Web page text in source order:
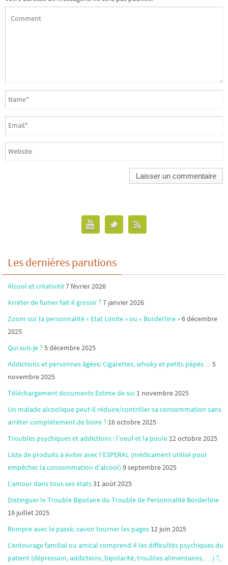
Les dernières parutions
Alcool et créativité7 février 2026
Arrêter de fumer fait-il grossir ?7 janvier 2026
Zoom sur la personnalité « Etat Limite » ou « Borderline »6 décembre
2025
Qui suis-je ?5 décembre 2025
Addictions et personnes âgées: Cigarettes, whisky et petits pépés… 5
novembre 2025
Téléchargement documents Estime de soi 1 novembre 2025
Un malade alcoolique peut-il réduire/contrôler sa consommation sans
arrêter complètement de boire ? 16 octobre 2025
Troubles psychiques et addictions : l’oeuf et la poule 12 octobre 2025
Liste de produits à éviter avec l’ESPERAL (médicament utilisé pour
empêcher la consommation d’alcool) 9 septembre 2025
L’amour dans tous ses états31 août 2025
Distinguer le Trouble Bipolaire du Trouble de Personnalité Borderline
19 juillet 2025
Rompre avec le passé, savoir tourner les pages 12 juin 2025
L’entourage familial ou amical comprend-il les difficultés psychiques du
patient (dépression, addictions, bipolarité, troubles alimentaires, …) ?,